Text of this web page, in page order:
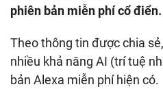
phiên bản miễn phí cổ điển.
Theo thông tin được chia
nhiều khả năng AI (trí tuệ
bản Alexa miễn phí hiện có.